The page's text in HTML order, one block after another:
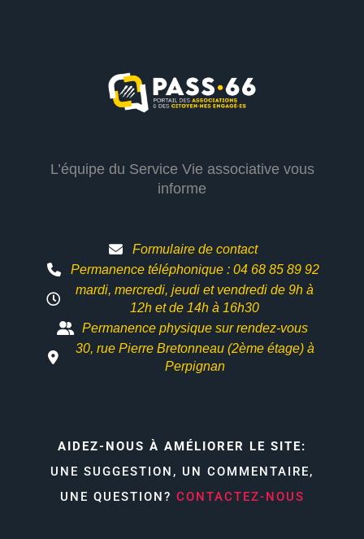
L’équipe du Service Vie associative vous
informe
Formulaire de contact
Permanence téléphonique : 04 68 85 89 92
mardi, mercredi, jeudi et vendredi de 9h à
12h etde 14h à 16h30
Permanence physique sur rendez-vous
30, rue Pierre Bretonneau (2ème étage) à
Perpignan
AIDEZ-NOUS À AMÉLIORER LE SITE:
UNE SUGGESTION, UN COMMENTAIRE,
UNE QUESTION? CONTACTEZ-NOUS